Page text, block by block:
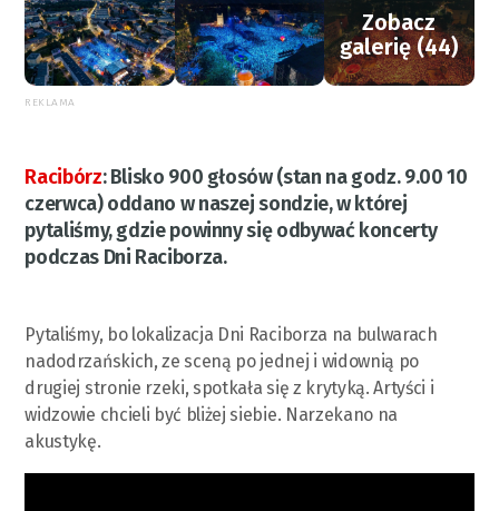
Zobacz
galerię (44)
REKLAMA
Racibórz:Blisko 900 głosów (stan na godz. 9.00 10
czerwca) oddano w naszej sondzie, w której
pytaliśmy, gdzie powinny się odbywać koncerty
podczas Dni Raciborza.
Pytaliśmy, bo lokalizacja Dni Raciborza na bulwarach
nadodrzańskich, ze sceną po jednej i widownią po
drugiej stronie rzeki, spotkała się z krytyką. Artyści i
widzowie chcieli być bliżej siebie. Narzekano na
akustykę.